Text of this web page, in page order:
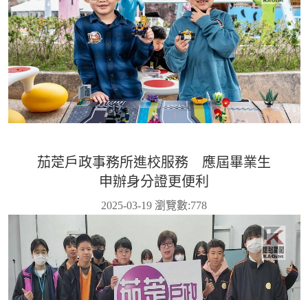
茄萣戶政事務所進校服務 應屆畢業生
申辦身分證更便利
2025-03-19 瀏覽數:778